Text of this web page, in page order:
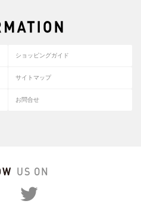
ショッピングガイド
サイトマップ
お問合せ